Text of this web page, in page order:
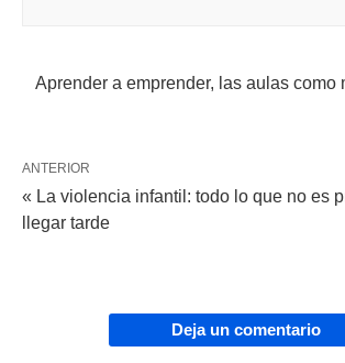
Aprender a emprender, las aulas como
ANTERIOR
« La violencia infantil: todo lo que no es
llegar tarde
Deja un comentario